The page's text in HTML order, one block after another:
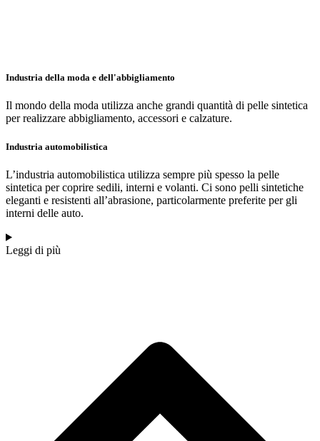
Industria della moda e dell'abbigliamento
Il mondo della moda utilizza anche grandi quantità di pelle sintetica
per realizzare abbigliamento, accessori e calzature.
Industria automobilistica
L’industria automobilistica utilizza sempre più spesso la pelle
sintetica per coprire sedili, interni e volanti. Ci sono pelli sintetiche
eleganti e resistenti all’abrasione, particolarmente preferite per gli
interni delle auto.
Leggi di più